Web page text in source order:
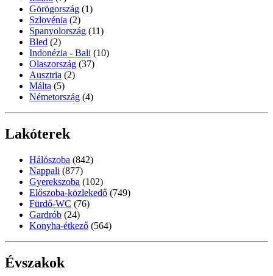
Görögország (1)
Szlovénia (2)
Spanyolország (11)
Bled (2)
Indonézia - Bali (10)
Olaszország (37)
Ausztria (2)
Málta (5)
Németország (4)
Lakóterek
Hálószoba (842)
Nappali (877)
Gyerekszoba (102)
Előszoba-közlekedő (749)
Fürdő-WC (76)
Gardrób (24)
Konyha-étkező (564)
Évszakok